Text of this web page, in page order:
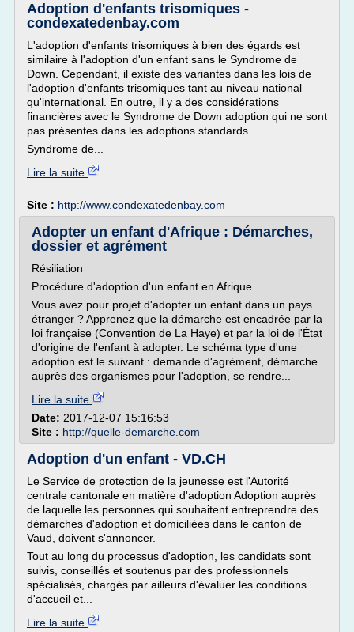
Adoption d'enfants trisomiques -
condexatedenbay.com
L'adoption d'enfants trisomiques à bien des égards est
similaire à l'adoption d'un enfant sans le Syndrome de
Down. Cependant, il existe des variantes dans les lois de
l'adoption d'enfants trisomiques tant au niveau national
qu'international. En outre, il y a des considérations
financières avec le Syndrome de Down adoption qui ne sont
pas présentes dans les adoptions standards.
Syndrome de...
Lire la suite
Site : http://www.condexatedenbay.com
Adopter un enfant d'Afrique : Démarches,
dossier et agrément
Résiliation
Procédure d'adoption d'un enfant en Afrique
Vous avez pour projet d'adopter un enfant dans un pays
étranger ? Apprenez que la démarche est encadrée par la
loi française (Convention de La Haye) et par la loi de l'État
d'origine de l'enfant à adopter. Le schéma type d'une
adoption est le suivant : demande d'agrément, démarche
auprès des organismes pour l'adoption, se rendre...
Lire la suite
Date: 2017-12-07 15:16:53
Site : http://quelle-demarche.com
Adoption d'un enfant - VD.CH
Le Service de protection de la jeunesse est l'Autorité
centrale cantonale en matière d'adoption Adoption auprès
de laquelle les personnes qui souhaitent entreprendre des
démarches d'adoption et domiciliées dans le canton de
Vaud, doivent s'annoncer.
Tout au long du processus d'adoption, les candidats sont
suivis, conseillés et soutenus par des professionnels
spécialisés, chargés par ailleurs d'évaluer les conditions
d'accueil et...
Lire la suite